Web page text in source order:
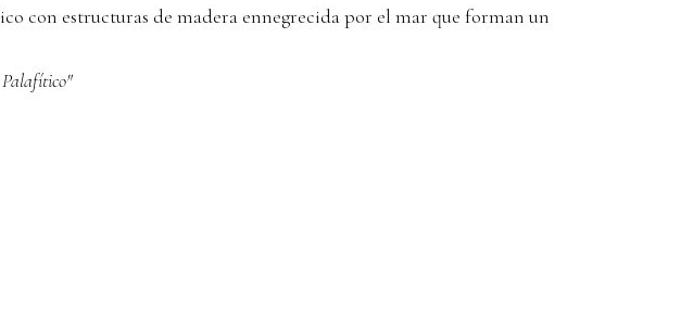
con estructuras de madera ennegrecida por el mar que forman un
Palafítico"